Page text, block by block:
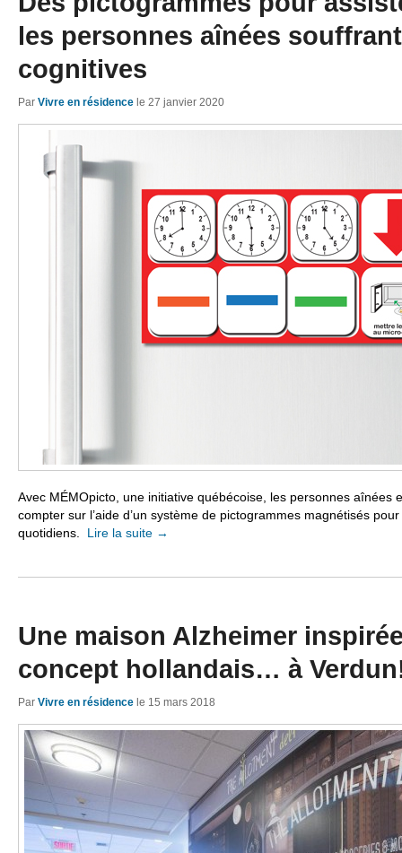
les personnes aînées
cognitives
Par Vivre en résidence le 27 janvier 2020
Avec MÉMOpicto, une initiative québécoise, les personnes aînées
compter sur l’aide d’un système de pictogrammes magnétisés
quotidiens. Lire la suite →
Une maison Alzheimer
concept hollandais… à
Par Vivre en résidence le 15 mars 2018